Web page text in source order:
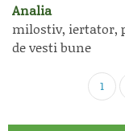
Analia
milostiv, iertator,
de vesti bune
1